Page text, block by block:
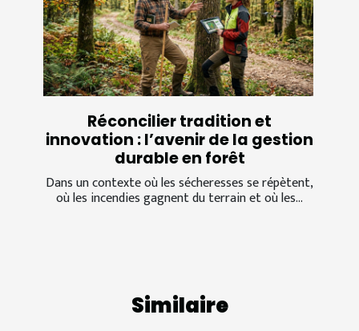
Réconcilier tradition et
innovation : l’avenir de la gestion
durable en forêt
Dans un contexte où les sécheresses se répètent,
où les incendies gagnent du terrain et où les...
Similaire